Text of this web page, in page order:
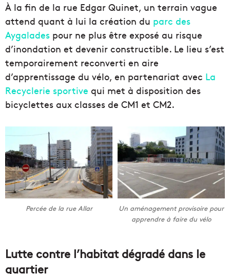
À la fin de la rue Edgar Quinet, un terrain vague
attend quant à lui la création du parc des
Aygalades pour ne plus être exposé au risque
d’inondation et devenir constructible. Le lieu s’est
temporairement reconverti en aire
d’apprentissage du vélo, en partenariat avec La
Recyclerie sportive qui met à disposition des
bicyclettes aux classes de CM1 et CM2.
Percée de la rue Allar
Un aménagement provisoire pour
apprendre à faire du vélo
Lutte contre l’habitat dégradé dans le
quartier